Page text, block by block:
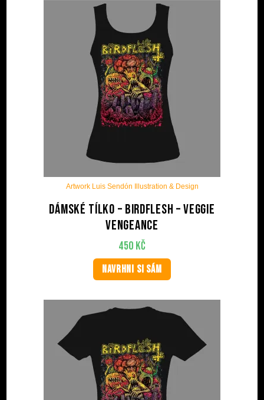
Artwork Luis Sendón Illustration & Design
Dámské tílko – BIRDFLESH – Veggie
Vengeance
450 Kč
NAVRHNI SI SÁM